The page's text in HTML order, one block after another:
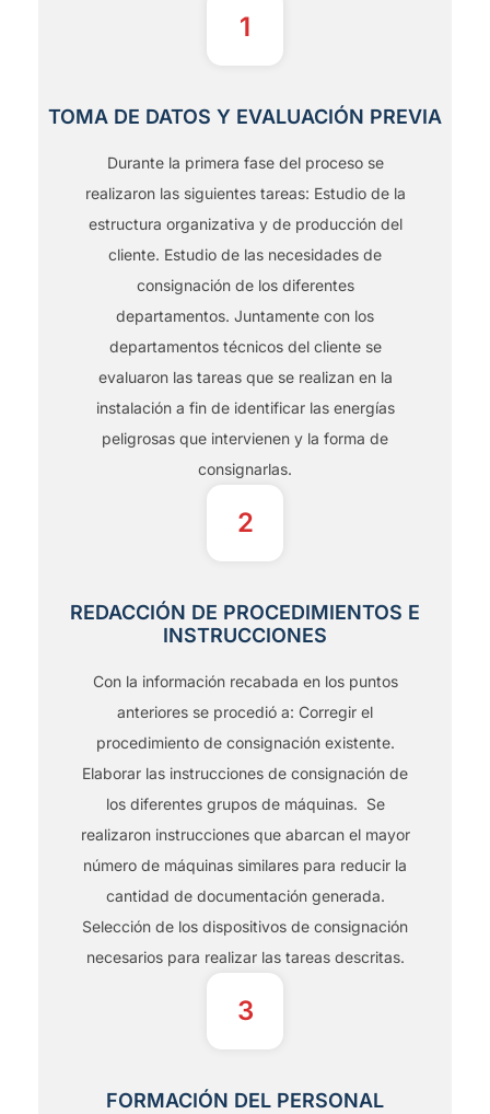
1
TOMA DE DATOS Y EVALUACIÓN PREVIA
Durante la primera fase del proceso se
realizaron las siguientes tareas: Estudio de la
estructura organizativa y de producción del
cliente. Estudio de las necesidades de
consignación de los diferentes
departamentos. Juntamente con los
departamentos técnicos del cliente se
evaluaron las tareas que se realizan en la
instalación a fin de identificar las energías
peligrosas que intervienen y la forma de
consignarlas.
2
REDACCIÓN DE PROCEDIMIENTOS E
INSTRUCCIONES
Con la información recabada en los puntos
anteriores se procedió a: Corregir el
procedimiento de consignación existente.
Elaborar las instrucciones de consignación de
los diferentes grupos de máquinas. Se
realizaron instrucciones que abarcan el mayor
número de máquinas similares para reducir la
cantidad de documentación generada.
Selección de los dispositivos de consignación
necesarios para realizar las tareas descritas.
3
FORMACIÓN DEL PERSONAL